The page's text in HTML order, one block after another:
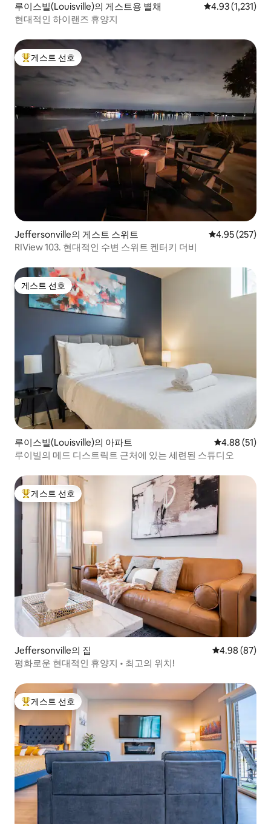
루이스빌(Louisville)의 게스트용 별채 평점 4.93점(5점
4.93 (1,231)
현대적인 하이랜즈 휴양지
상위 게스트 선호
게스트 선호
Jeffersonville의 게스트 스위트 평점 4.95점(5
4.95 (257)
RIView 103. 현대적인 수변 스위트 켄터키 더비
게스트 선호
게스트 선호
루이스빌(Louisville)의 아파트 평점 4.88점
4.88 (51)
루이빌의 메드 디스트릭트 근처에 있는 세련된 스튜디오
상위 게스트 선호
게스트 선호
Jeffersonville의 집 평점 4.98점(5
4.98 (87)
평화로운 현대적인 휴양지 • 최고의 위치!
상위 게스트 선호
게스트 선호